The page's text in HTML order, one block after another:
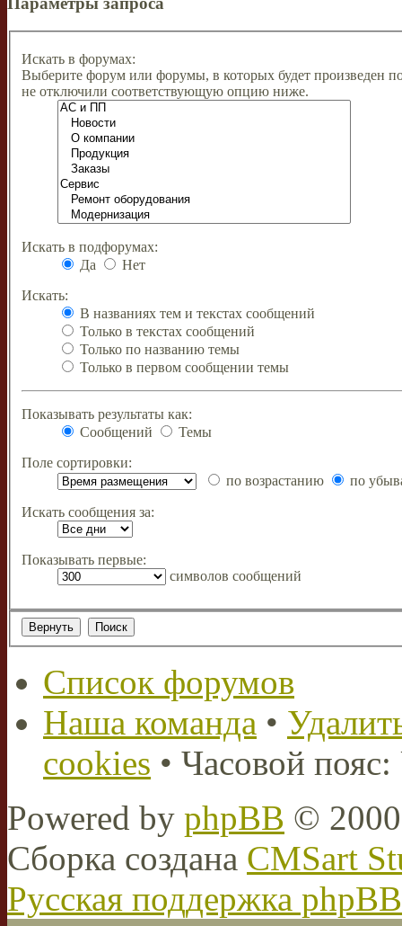
Искать в форумах:
Выберите форум или форумы, в которых будет произведен
не отключили соответствующую опцию ниже.
Искать в подфорумах:
Да
Нет
Искать:
В названиях тем и текстах сообщений
Только в текстах сообщений
Только по названию темы
Только в первом сообщении темы
Показывать результаты как:
Сообщений
Темы
Поле сортировки:
по возрастанию
по
Искать сообщения за:
Показывать первые:
символов сообщений
Список форумов
Наша команда •
cookies • Часовой
Powered by phpBB ©
Сборка создана CMSart
Русская поддержка phpBB